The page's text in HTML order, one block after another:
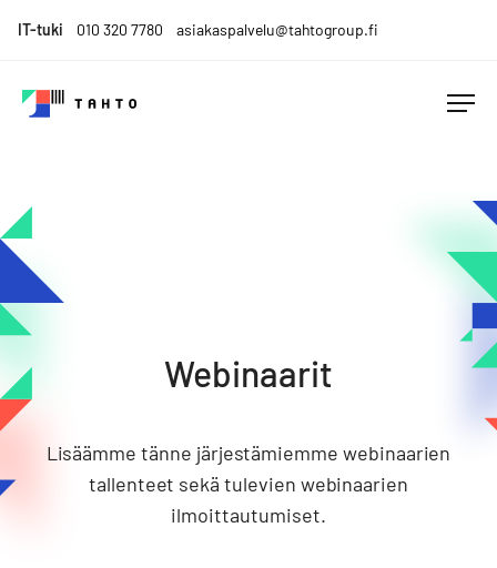
toIT-tuki 010 320 7780 asiakaspalvelu@tahtogroup.fi
Tahto
Tahdo
parempaa.
Webinaarit
Lisäämme tänne järjestämiemme webinaarien
tallenteet sekä tulevien webinaarien
ilmoittautumiset.